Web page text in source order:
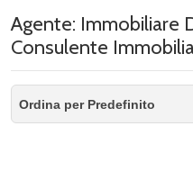
Agente: Immobiliare
Consulente
Ordina per Predefinito